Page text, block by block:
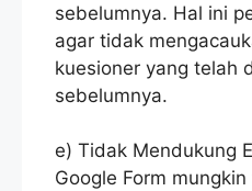
sebelumnya. Hal ini
agar tidak
kuesioner yang telah
sebelumnya.
e) Tidak Mendukung
Google Form